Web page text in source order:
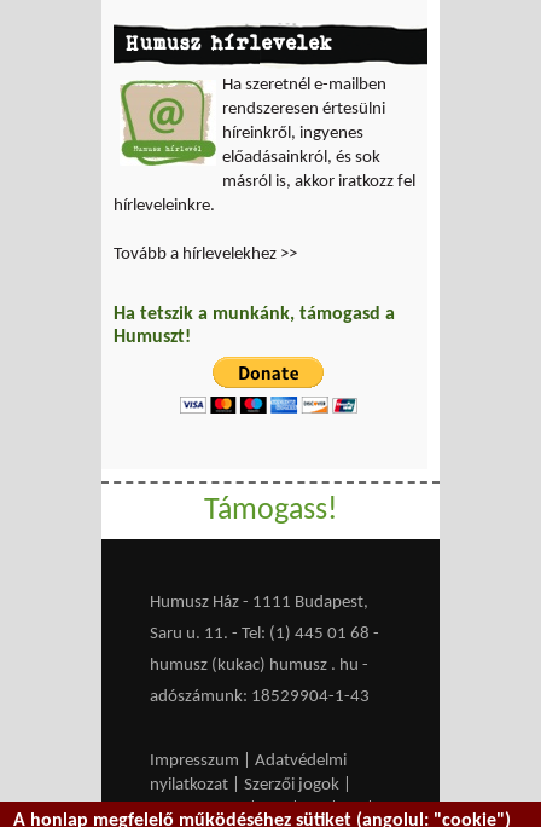
Humusz hírlevelek
Ha szeretnél e-mailben
rendszeresen értesülni
híreinkről, ingyenes
előadásainkról, és sok
másról is, akkor iratkozz fel
hírleveleinkre.
Tovább a hírlevelekhez >>
Ha tetszik a munkánk, támogasd a
Humuszt!
Támogass!
Humusz Ház - 1111 Budapest,
Saru u. 11. - Tel: (1) 445 01 68 -
humusz (kukac) humusz . hu -
adószámunk: 18529904-1-43
Impresszum
Adatvédelmi
nyilatkozat
Szerzői jogok
Médiaajánlat
RSS HU| EN
A honlap megfelelő működéséhez sütiket (angolul: "cookie")